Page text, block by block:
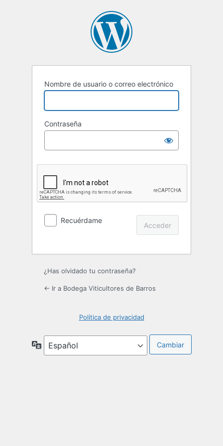
Nombre de usuario o correo electrónico
Contraseña
Recuérdame
¿Has olvidado tu contraseña?
← Ir a Bodega Viticultores de Barros
Política de privacidad
Idioma